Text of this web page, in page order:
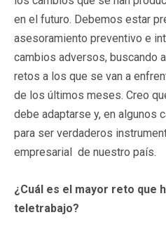
en el futuro. Debemos estar
asesoramiento preventivo e
cambios adversos, buscando
retos a los que se van a
de los últimos meses. Creo
debe adaptarse y, en algunos
para ser verdaderos
empresarial de nuestro país.
¿Cuál es el mayor reto que
teletrabajo?